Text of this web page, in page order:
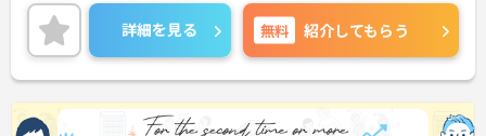
詳細をお話しいたしますのでお気軽にご相談くださ
い。
詳細を見る 無料 紹介してもらう